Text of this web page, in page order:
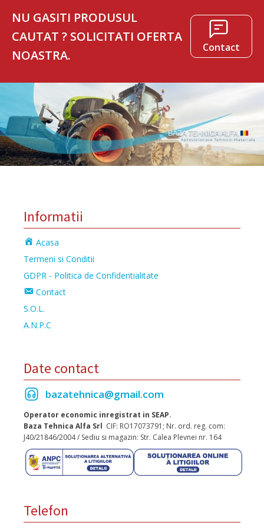
NU GASITI PRODUSUL
CAUTAT ? SOLICITATI OFERTA
NOASTRA.
Contact
Informatii
Acasa
Termeni si Conditii
GDPR - Politica de Confidentialitate
Contact
S.O.L.
A.N.P.C
Date contact
bazatehnica@gmail.com
Operator economic inregistrat in SEAP.
Baza Tehnica Alfa Srl CIF: RO17073791; Nr. ord. reg. com:
J40/21846/2004 / Sediu si magazin: Str. Calea Plevnei nr. 164
Telefon